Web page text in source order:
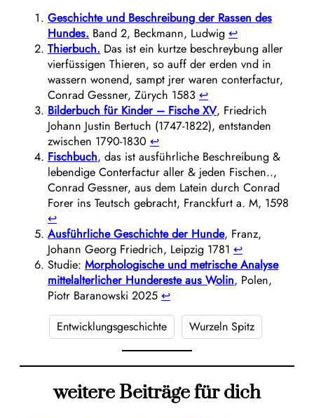
Geschichte und Beschreibung der Rassen des
Hundes. Band 2, Beckmann, Ludwig ↩︎
Thierbuch. Das ist ein kurtze beschreybung aller
vierfüssigen Thieren, so auff der erden vnd in
wassern wonend, sampt jrer waren conterfactur,
Conrad Gessner, Zürych 1583 ↩︎
Bilderbuch für Kinder – Fische XV, Friedrich
Johann Justin Bertuch (1747-1822), entstanden
zwischen 1790-1830 ↩︎
Fischbuch, das ist ausführliche Beschreibung &
lebendige Conterfactur aller & jeden Fischen..,
Conrad Gessner, aus dem Latein durch Conrad
Forer ins Teutsch gebracht, Franckfurt a. M, 1598
↩︎
Ausführliche Geschichte der Hunde, Franz,
Johann Georg Friedrich, Leipzig 1781 ↩︎
Studie: Morphologische und metrische Analyse
mittelalterlicher Hundereste aus Wolin, Polen,
Piotr Baranowski 2025 ↩︎
Entwicklungsgeschichte
Wurzeln Spitz
weitere Beiträge für dich